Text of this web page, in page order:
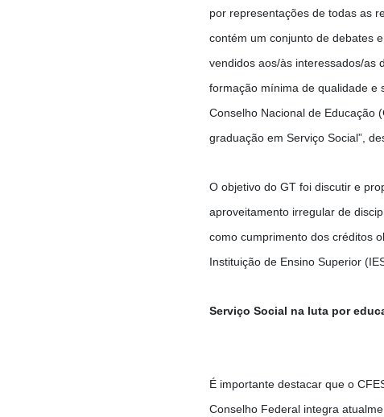
por representações de todas as
contém um conjunto de debates
vendidos aos/às interessados/as
formação mínima de qualidade e
Conselho Nacional de Educação
graduação em Serviço Social”,
O objetivo do GT foi discutir e
aproveitamento irregular de
como cumprimento dos créditos
Instituição de Ensino Superior
Serviço Social na luta por
É importante destacar que o
Conselho Federal integra